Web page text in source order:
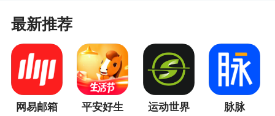
【流畅阅读好体验】
阅读器菜单操作更便捷，阅读页排版展示更清
爽。支持夜色模式、护眼模式等贴心功能，给你舒
适流畅的阅读体验！
最新推荐
网易邮箱
平安好生
运动世界
脉脉